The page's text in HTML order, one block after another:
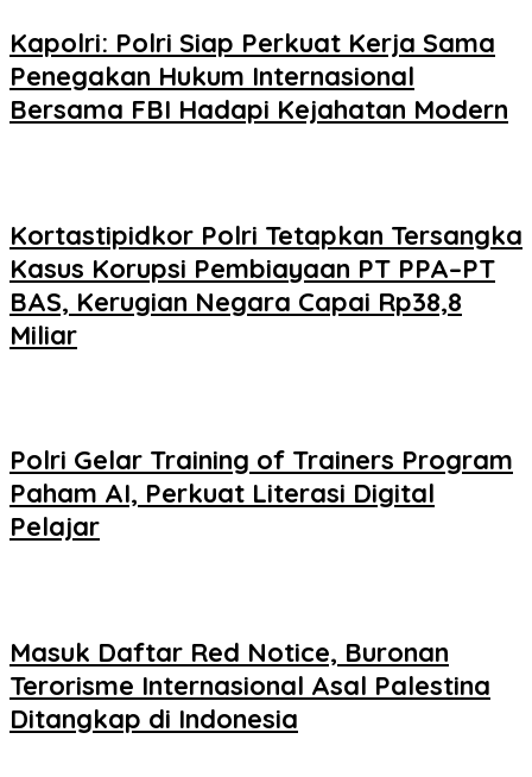
Kapolri: Polri Siap Perkuat Kerja Sama
Penegakan Hukum Internasional
Bersama FBI Hadapi Kejahatan Modern
Kortastipidkor Polri Tetapkan Tersangka
Kasus Korupsi Pembiayaan PT PPA–PT
BAS, Kerugian Negara Capai Rp38,8
Miliar
Polri Gelar Training of Trainers Program
Paham AI, Perkuat Literasi Digital
Pelajar
Masuk Daftar Red Notice, Buronan
Terorisme Internasional Asal Palestina
Ditangkap di Indonesia